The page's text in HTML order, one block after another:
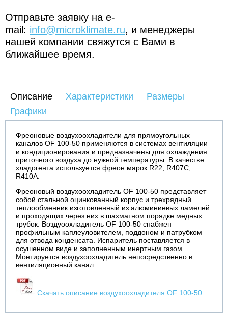
Отправьте заявку на e-
mail: info@microklimate.ru, и менеджеры
нашей компании свяжутся с Вами в
ближайшее время.
Описание Характеристики
Размеры
Графики
Фреоновые воздухоохладители для прямоугольных
каналов OF 100-50 применяются в системах вентиляции
и кондиционирования и предназначены для охлаждения
приточного воздуха до нужной температуры. В качестве
хладогента используется фреон марок R22, R407C,
R410A.
Фреоновый воздухоохладитель OF 100-50 представляет
собой стальной оцинкованный корпус и трехрядный
теплообменник изготовленный из алюминиевых ламелей
и проходящих через них в шахматном порядке медных
трубок. Воздуоохладитель OF 100-50 снабжен
профильным каплеуловителем, поддоном и патрубком
для отвода конденсата. Испаритель поставляется в
осушенном виде и заполненным инертным газом.
Монтируется воздухоохладитель непосредственно в
вентиляционный канал.
Скачать описание воздухоохладителя OF 100-50